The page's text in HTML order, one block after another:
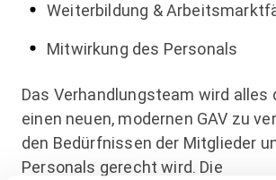
Weiterbildung &
Mitwirkung des Personals
Das Verhandlungsteam wird alles
einen neuen, modernen GAV zu
den Bedürfnissen der Mitglieder
Personals gerecht wird. Die